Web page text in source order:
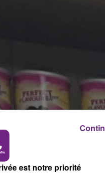
est notre priorité